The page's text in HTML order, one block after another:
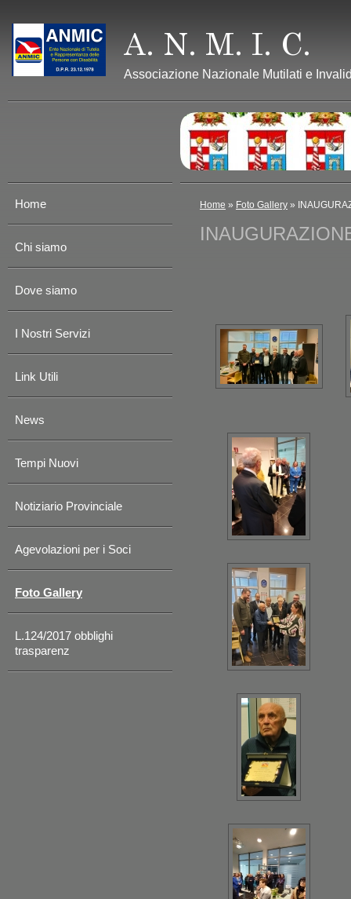
Associazione Nazionale Mutilati e
Home
Chi siamo
Dove siamo
I Nostri Servizi
Link Utili
News
Tempi Nuovi
Notiziario Provinciale
Agevolazioni per i Soci
Foto Gallery
L.124/2017 obblighi
trasparenz
Home » Foto Gallery »